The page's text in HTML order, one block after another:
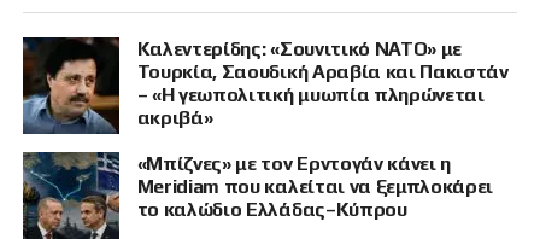
Καλεντερίδης: «Σουνιτικό ΝΑΤΟ» με
Τουρκία, Σαουδική Αραβία και Πακιστάν
– «Η γεωπολιτική μυωπία πληρώνεται
ακριβά»
«Μπίζνες» με τον Ερντογάν κάνει η
Meridiam που καλείται να ξεμπλοκάρει
το καλώδιο Ελλάδας–Κύπρου